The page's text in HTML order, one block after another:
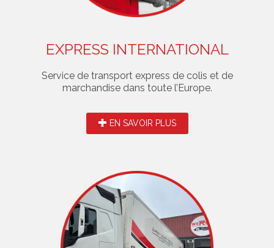
EXPRESS INTERNATIONAL
Service de transport express de colis et de
marchandise dans toute l’Europe.
EN SAVOIR PLUS